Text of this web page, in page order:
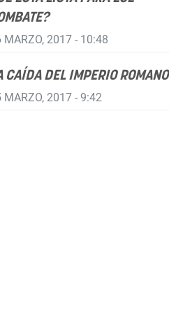
MARZO, 2017 - 10:48
CAÍDA DEL IMPERIO ROMANO
MARZO, 2017 - 9:42